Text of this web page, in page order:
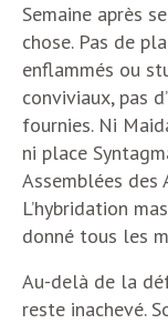
Semaine après
chose. Pas de
enflammés ou
conviviaux, pas
fournies. Ni
ni place
Assemblées des
L’hybridation
donné tous les
Au-delà de la
reste inachevé.